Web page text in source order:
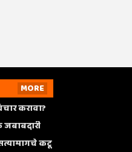
MORE
करावा?
कटू